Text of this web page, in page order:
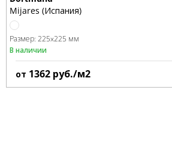
Mijares (Испания)
Размер: 225x225 мм
В наличии
от 1362 руб./м2